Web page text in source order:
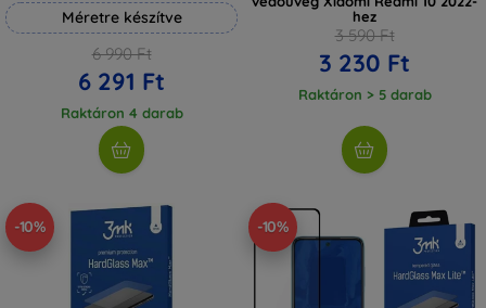
Méretre készítve
6 990 Ft
6 291 Ft
Raktáron 4 darab
hez
3 590 Ft
3 230 Ft
Raktáron > 5 darab
-10% -10%